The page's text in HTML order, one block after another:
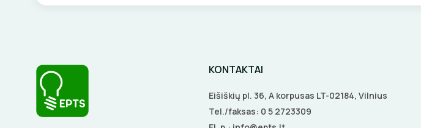
KONTAKTAI
Eišiškių pl. 36, A korpusas LT-02184, Vilnius
Tel./faksas: 0 5 2723309